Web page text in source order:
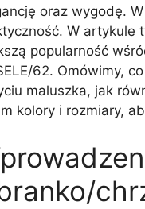
oraz wygodę.
W artykule
popularność
62. Omówimy,
maluszka, jak
kolory i rozmiary,